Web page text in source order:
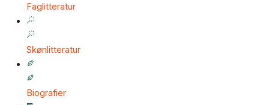
Faglitteratur
Skønlitteratur
Biografier